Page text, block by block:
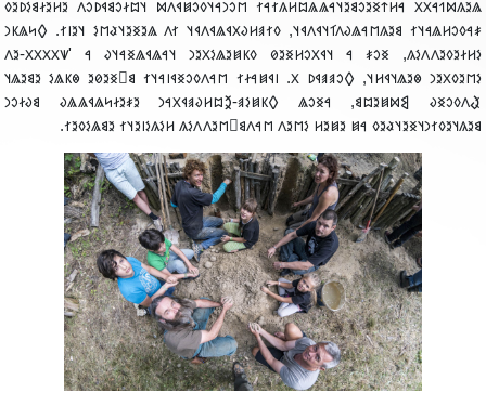
𐳖𐳉𐳍𐳫𐳒𐳀𐳂𐳂 𐳀𐳢𐳄𐳏𐳉𐳛𐳘𐳉𐳦𐳀𐳖𐳖𐳪𐳢𐳍𐳐𐳀𐳐 𐳮𐳛𐳙𐳀𐳦𐳓𐳛𐳯𐳁𐳤𐳫 𐳦𐳪𐳇𐳛𐳘𐳁𐳚𐳛𐳤
𐳎𐳀𐳓𐳛𐳢𐳖𐳀𐳦𐳐 𐳘𐳉𐳍𐳮𐳀𐳖𐳜𐳤𐳑𐳦𐳁𐳤𐳁𐳦, 𐳓𐳐𐳠𐳢𐳜𐳂𐳁𐳖𐳁𐳤𐳁𐳦 𐳐𐳤 𐳖𐳉𐳏𐳉𐳦𐳟𐳮𐳋 𐳦𐳉𐳥𐳐.
𐳋𐳢𐳇𐳉𐳓𐳉𐳤𐳤𐳋𐳍, 𐳏𐳛𐳎 𐳀 𐳦𐳁𐳂𐳛𐳢𐳏𐳉𐳗 𐳓𐳞𐳯𐳉𐳖𐳋𐳂𐳉𐳙 𐳦𐳀𐳖𐳁𐳖𐳏𐳀𐳦𐳜 𐳀 '𐳽𐳼𐳼𐳼𐳼-
𐳋𐳮𐳉𐳓𐳂𐳉𐳙 𐳌𐳉𐳖𐳦𐳁𐳢𐳦, 𐲓𐳛𐳠𐳠𐳁𐳚 𐳼. 𐳥𐳁𐳯𐳀𐳇𐳐 𐳮𐳀𐳤𐳓𐳛𐳏𐳁𐳥𐳀𐳦𐳐 𐳘𐳹𐳏𐳉𐳗𐳉 𐳌𐳞𐳖𐳋
𐲟𐳤𐳓𐳛𐳏𐳜 𐲘𐳫𐳯𐳉𐳪𐳘, 𐳀𐳏𐳛𐳖 𐲓𐳞𐳯𐳋𐳠-𐲉𐳪𐳢𐳜𐳠𐳁𐳂𐳀𐳙 𐳉𐳎𐳉𐳇𐳭𐳖𐳁𐳖𐳖𐳜
𐳘𐳉𐳍𐳦𐳉𐳓𐳐𐳙𐳦𐳏𐳉𐳦𐳟𐳉𐳓 𐳀𐳯 𐳉𐳯𐳉𐳢 𐳋𐳮𐳉𐳤 𐳮𐳀𐳤𐳘𐳹𐳮𐳉𐳤𐳤𐳋𐳍 𐳢𐳋𐳍𐳋𐳥𐳉𐳦𐳐